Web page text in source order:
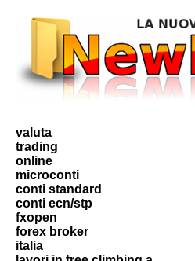
valuta
trading
online
microconti
conti standard
conti ecn/stp
fxopen
forex broker
italia